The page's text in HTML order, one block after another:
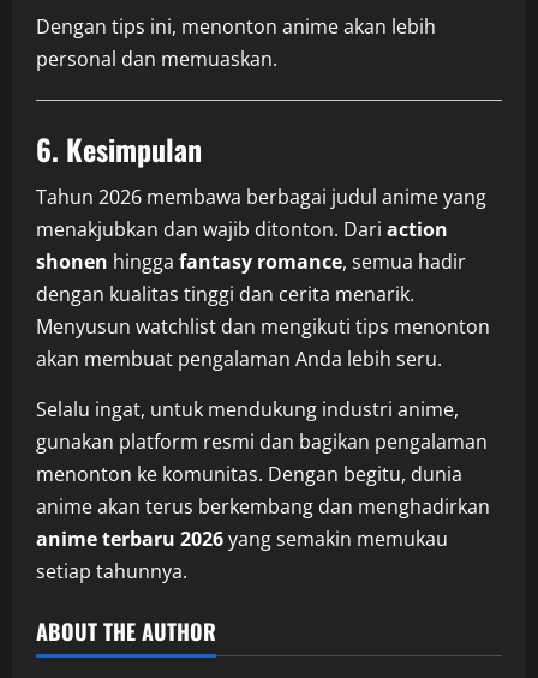
Dengan tips ini, menonton anime akan lebih
personal dan memuaskan.
6. Kesimpulan
Tahun 2026 membawa berbagai judul anime yang
menakjubkan dan wajib ditonton. Dari action
shonen hingga fantasy romance, semua hadir
dengan kualitas tinggi dan cerita menarik.
Menyusun watchlist dan mengikuti tips menonton
akan membuat pengalaman Anda lebih seru.
Selalu ingat, untuk mendukung industri anime,
gunakan platform resmi dan bagikan pengalaman
menonton ke komunitas. Dengan begitu, dunia
anime akan terus berkembang dan menghadirkan
anime terbaru 2026yang semakin memukau
setiap tahunnya.
ABOUT THE AUTHOR